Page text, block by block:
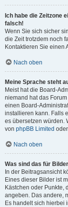
Ich habe die Zeitzone
falsch!
Wenn Sie sich sicher
die Zeit trotzdem noch
Kontaktieren Sie einen
Nach oben
Meine Sprache steht
Meist hat die Board-
niemand hat das
einen Board-
installieren kann. Falls
es übersetzen würden.
von phpBB Limited
Nach oben
Was sind das für
In der Beitragsansicht
Eines dieser Bilder ist
Kästchen oder Punkte,
angeben. Das andere,
Es handelt sich hierbei